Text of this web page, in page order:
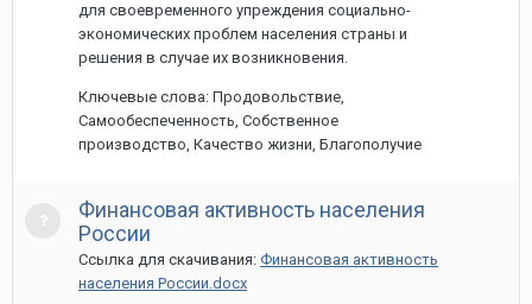
для своевременного упреждения социально-
экономических проблем населения страны и
решения в случае их возникновения.
Ключевые слова: Продовольствие,
Самообеспеченность, Собственное
производство, Качество жизни, Благополучие
Финансовая активность населения
России
Ссылка для скачивания: Финансовая активность
населения России.docx